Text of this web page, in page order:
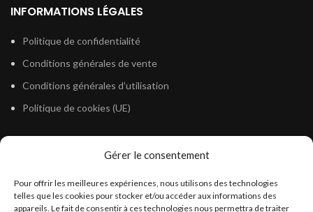
Gérer le consentement
Pour offrir les meilleures expériences, nous utilisons des technologies
telles que les cookies pour stocker et/ou accéder aux informations des
appareils. Le fait de consentir à ces technologies nous permettra de traiter
INFORMATIONS LÉGALES
Politique de confidentialité
Conditions générales de vente
Conditions générales d’utilisation
Politique de cookies (UE)
Législation Gasoil Fioul GNR
Législation Essence